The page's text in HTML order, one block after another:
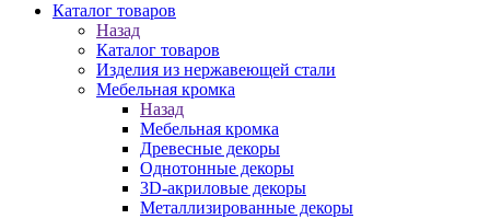
Каталог товаров
Назад
Каталог товаров
Изделия из нержавеющей стали
Мебельная кромка
Назад
Мебельная кромка
Древесные декоры
Однотонные декоры
3D-акриловые декоры
Металлизированные декоры